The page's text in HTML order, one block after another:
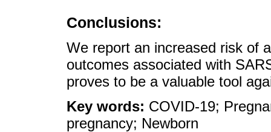
Conclusions:
We report an increased risk of
outcomes associated with
proves to be a valuable tool
Key words: COVID-19;
pregnancy; Newborn